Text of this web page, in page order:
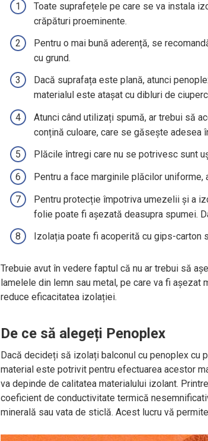
Toate suprafețele pe care se va instala
crăpături proeminente.
Pentru o mai bună aderență, se
cu grund.
Dacă suprafața este plană, atunci
materialul este atașat cu dibluri de
Atunci când utilizați spumă, ar trebui să
conțină culoare, care se găsește adesea
Plăcile întregi care nu se potrivesc sunt
Pentru a face marginile plăcilor
Pentru protecție împotriva umezelii și a
folie poate fi așezată deasupra spumei.
Izolația poate fi acoperită cu gips-carton
Trebuie avut în vedere faptul că nu ar trebui să
lamelele din lemn sau metal, pe care va fi așezat
reduce eficacitatea izolației.
De ce să alegeți Penoplex
Dacă decideți să izolați balconul cu penoplex cu
material este potrivit pentru efectuarea acestor
va depinde de calitatea materialului izolant.
coeficient de conductivitate termică
minerală sau vata de sticlă. Acest lucru vă